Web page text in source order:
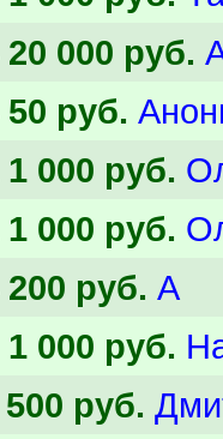
20 000 руб.
50 руб.
1 000 руб.
1 000 руб.
200 руб. А
1 000 руб.
500 руб.